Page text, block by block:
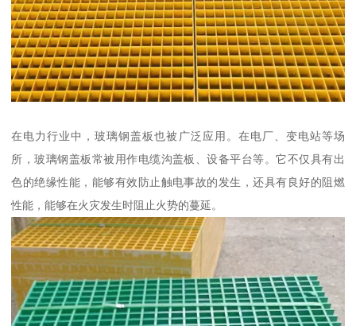
在电力行业中，玻璃钢盖板也被广泛应用。在电厂、变电站等场
所，玻璃钢盖板常被用作电缆沟盖板、设备平台等。它不仅具有出
色的绝缘性能，能够有效防止触电事故的发生，还具有良好的阻燃
性能，能够在火灾发生时阻止火势的蔓延。